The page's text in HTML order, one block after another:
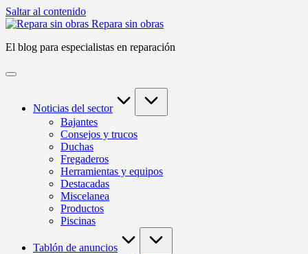
Saltar al contenido
Repara sin obras
El blog para especialistas en reparación
Noticias del sector
Bajantes
Consejos y trucos
Duchas
Fregaderos
Herramientas y equipos
Destacadas
Miscelanea
Productos
Piscinas
Tablón de anuncios